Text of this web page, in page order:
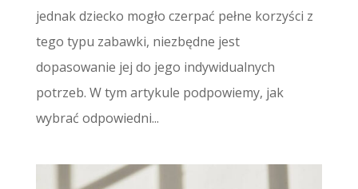
jednak dziecko mogło czerpać pełne korzyści z
tego typu zabawki, niezbędne jest
dopasowanie jej do jego indywidualnych
potrzeb. W tym artykule podpowiemy, jak
wybrać odpowiedni...